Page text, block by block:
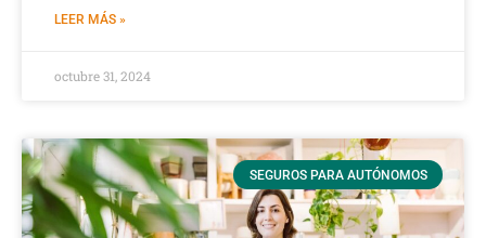
LEER MÁS »
octubre 31, 2024
SEGUROS PARA AUTÓNOMOS